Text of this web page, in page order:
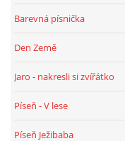
PÍSNĚ K TÉMATU
POHYBOVÉ AKTIVITY
Barevná písnička
Den Země
Jaro - nakresli si zvířátko
Píseň - V lese
Píseň Ježibaba